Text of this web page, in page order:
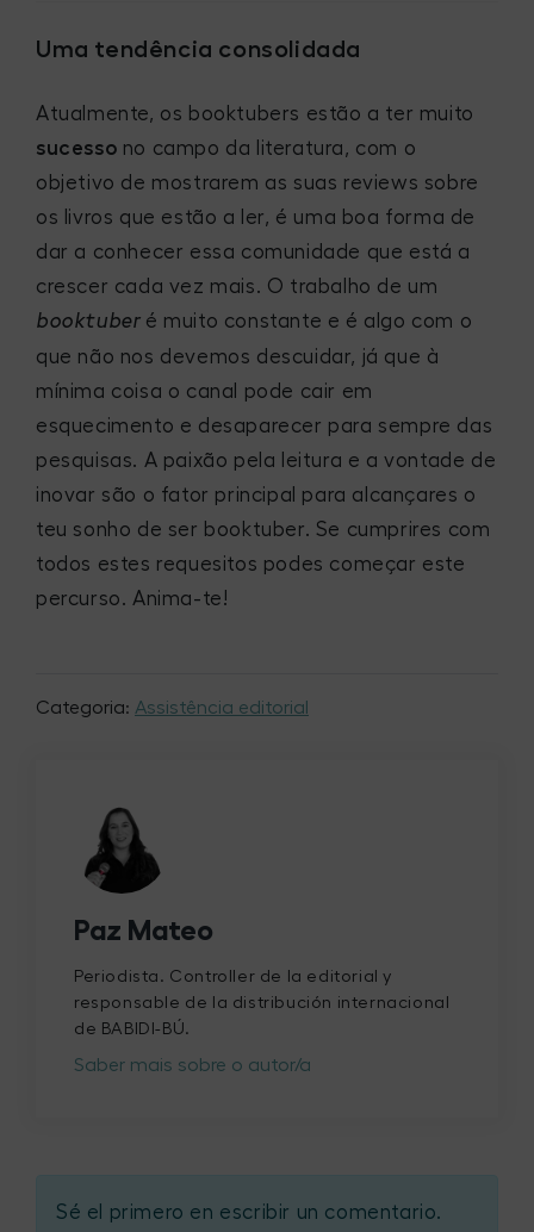
Uma tendência consolidada
Atualmente, os booktubers estão a ter muito
sucesso no campo da literatura, com o
objetivo de mostrarem as suas reviews sobre
os livros que estão a ler, é uma boa forma de
dar a conhecer essa comunidade que está a
crescer cada vez mais. O trabalho de um
booktuberé muito constante e é algo com o
que não nos devemos descuidar, já que à
mínima coisa o canal pode cair em
esquecimento e desaparecer para sempre das
pesquisas. A paixão pela leitura e a vontade de
inovar são o fator principal para alcançares o
teu sonho de ser booktuber. Se cumprires com
todos estes requesitos podes começar este
percurso. Anima-te!
Categoria: Assistência editorial
Paz Mateo
Periodista. Controller de la editorial y
responsable de la distribución internacional
de BABIDI-BÚ.
Saber mais sobre o autor/a
Sé el primero en escribir un comentario.